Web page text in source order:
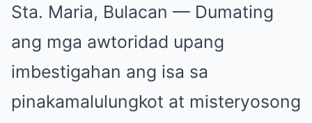
Sta. Maria, Bulacan — Dumating
ang mga awtoridad upang
imbestigahan ang isa sa
pinakamalulungkot at misteryosong